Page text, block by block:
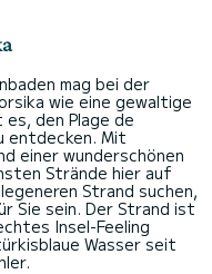
mag bei der
wie eine gewaltige
den Plage de
entdecken. Mit
einer wunderschönen
Strände hier auf
Strand suchen,
Sie sein. Der Strand ist
Insel-Feeling
Wasser seit